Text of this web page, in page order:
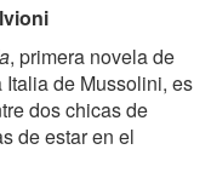
, primera novela de
de Mussolini, es
dos chicas de
de estar en el